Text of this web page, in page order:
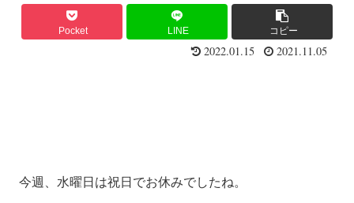
Pocket LINE コピー
2022.01.15 2021.11.05
今週、水曜日は祝日でお休みでしたね。